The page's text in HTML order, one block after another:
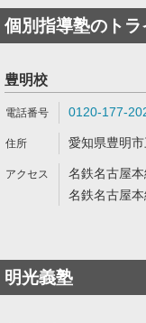
個別指導塾のトラ
豊明校
0120-177-
愛知県豊明
名鉄名古屋
名鉄名古屋
明光義塾